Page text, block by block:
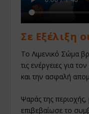
Σε Εξέλιξη
Το Λιμενικό Σώμα
τις ενέργειες για
και την ασφαλή
Ψαράς της
επιβεβαίωσε το